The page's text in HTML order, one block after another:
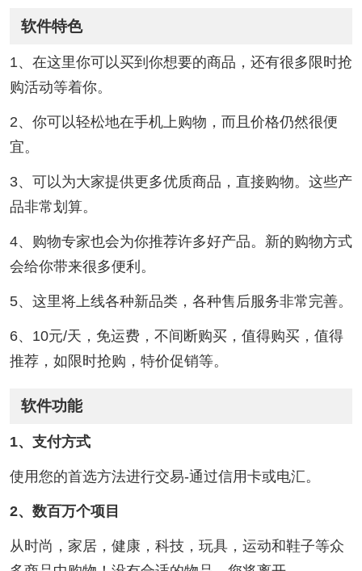
软件特色
1、在这里你可以买到你想要的商品，还有很多限时抢
购活动等着你。
2、你可以轻松地在手机上购物，而且价格仍然很便
宜。
3、可以为大家提供更多优质商品，直接购物。这些产
品非常划算。
4、购物专家也会为你推荐许多好产品。新的购物方式
会给你带来很多便利。
5、这里将上线各种新品类，各种售后服务非常完善。
6、10元/天，免运费，不间断购买，值得购买，值得
推荐，如限时抢购，特价促销等。
软件功能
1、支付方式
使用您的首选方法进行交易-通过信用卡或电汇。
2、数百万个项目
从时尚，家居，健康，科技，玩具，运动和鞋子等众